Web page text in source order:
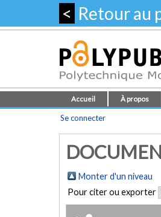
< Retour au
Accueil À propos
Se connecter
Monter d'un niveau
Pour citer ou exporter